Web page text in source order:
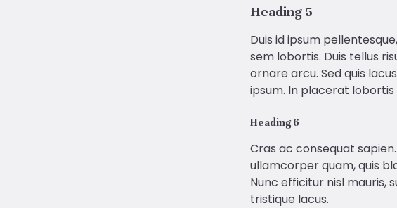
Heading 5
Duis id ipsum
sem lobortis. Duis tellus
ornare arcu. Sed quis
ipsum. In placerat
Heading 6
Cras ac consequat
ullamcorper quam, quis
Nunc efficitur nisl mauris,
tristique lacus.